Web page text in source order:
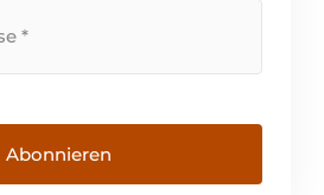
Abonnieren